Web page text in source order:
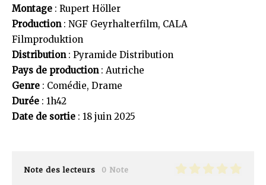
Montage : Rupert Höller
Production: NGF Geyrhalterfilm, CALA
Filmproduktion
Distribution: Pyramide Distribution
Pays de production: Autriche
Genre : Comédie, Drame
Durée : 1h42
Date de sortie : 18 juin 2025
Note des lecteurs 0 Note